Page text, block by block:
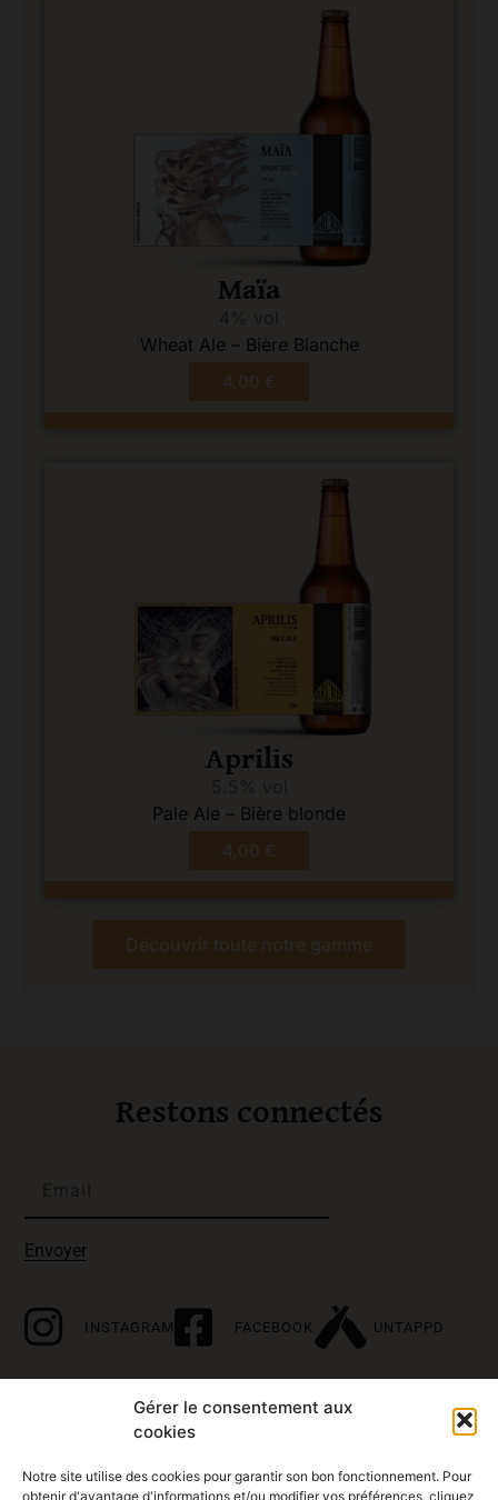
Gérer le consentement aux
cookies
Notre site utilise des cookies pour garantir son bon fonctionnement. Pour
obtenir d'avantage d'informations et/ou modifier vos préférences, cliquez
Maïa
Wheat Ale – Bière Blanche
4,00 €
Aprilis
Pale Ale – Bière blonde
4,00 €
Découvrir toute notre gamme
Restons connectés
Envoyer
INSTAGRAM FACEBOOK UNTAPPD
À propos
Accueil